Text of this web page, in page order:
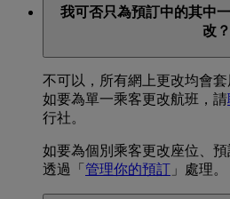
我可否只為預訂中的其中
改？
不可以，所有網上更改均會套
如要為單一乘客更改航班，請
行社。
如要為個別乘客更改座位、
透過「 管理你的預訂 」處理。